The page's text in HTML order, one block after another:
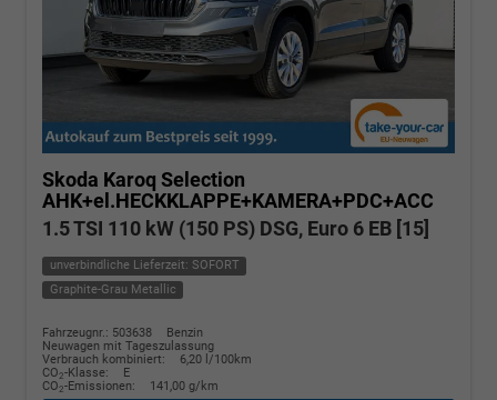
Skoda Karoq Selection
AHK+el.HECKKLAPPE+KAMERA+PDC+ACC
1.5 TSI 110 kW (150 PS) DSG, Euro 6 EB [15]
unverbindliche Lieferzeit: SOFORT
Graphite-Grau Metallic
Fahrzeugnr.: 503638
Benzin
Neuwagen mit Tageszulassung
Verbrauch kombiniert:
6,20 l/100km
CO2-Klasse:
E
CO2-Emissionen: 141,00 g/km